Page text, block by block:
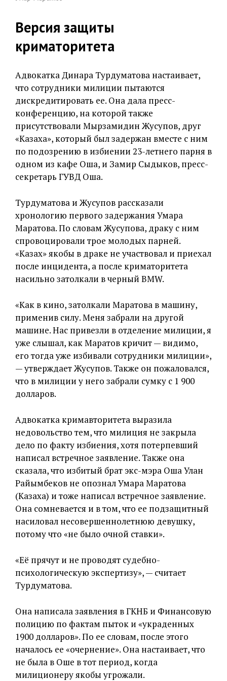
Версия защиты
криматоритета
Адвокатка Динара Турдуматова настаивает,
что сотрудники милиции пытаются
дискредитировать ее. Она дала пресс-
конференцию, на которой также
присутствовали Мырзамидин Жусупов, друг
«Казаха», который был задержан вместе с ним
по подозрению в избиении 23-летнего парня в
одном из кафе Оша, и Замир Сыдыков, пресс-
секретарь ГУВД Оша.
Турдуматова и Жусупов рассказали
хронологию первого задержания Умара
Маратова. По словам Жусупова, драку с ним
спровоцировали трое молодых парней.
«Казах» якобы в драке не участвовал и приехал
после инцидента, а после криматоритета
насильно затолкали в черный BMW.
«Как в кино, затолкали Маратова в машину,
применив силу. Меня забрали на другой
машине. Нас привезли в отделение милиции, я
уже слышал, как Маратов кричит — видимо,
его тогда уже избивали сотрудники милиции»,
— утверждает Жусупов. Также он пожаловался,
что в милиции у него забрали сумку с 1 900
долларов.
Адвокатка кримавторитета выразила
недовольство тем, что милиция не закрыла
дело по факту избиения, хотя потерпевший
написал встречное заявление. Также она
сказала, что избитый брат экс-мэра Оша Улан
Райымбеков не опознал Умара Маратова
(Казаха) и тоже написал встречное заявление.
Она сомневается и в том, что ее подзащитный
насиловал несовершеннолетнюю девушку,
потому что «не было очной ставки».
«Её прячут и не проводят судебно-
психологическую экспертизу», — считает
Турдуматова.
Она написала заявления в ГКНБ и Финансовую
полицию по фактам пыток и «украденных
1900 долларов». По ее словам, после этого
началось ее «очернение». Она настаивает, что
не была в Оше в тот период, когда
милиционеру якобы угрожали.